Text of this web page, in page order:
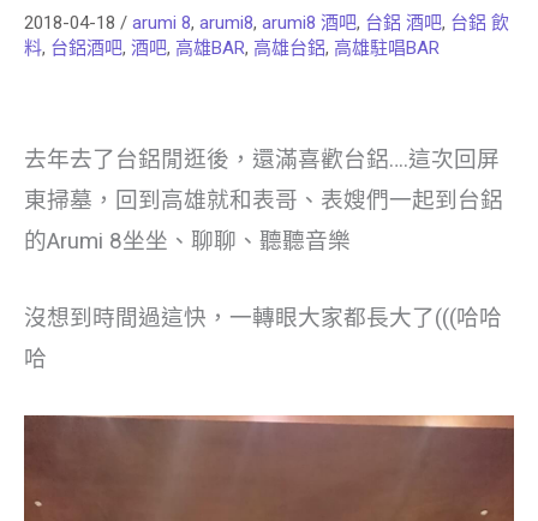
2018-04-18 / arumi 8, arumi8, arumi8 酒吧, 台鋁 酒吧, 台鋁 飲
料, 台鋁酒吧, 酒吧, 高雄BAR, 高雄台鋁, 高雄駐唱BAR
去年去了台鋁閒逛後，還滿喜歡台鋁….這次回屏
東掃墓，回到高雄就和表哥、表嫂們一起到台鋁
的Arumi 8坐坐、聊聊、聽聽音樂
沒想到時間過這快，一轉眼大家都長大了(((哈哈
哈